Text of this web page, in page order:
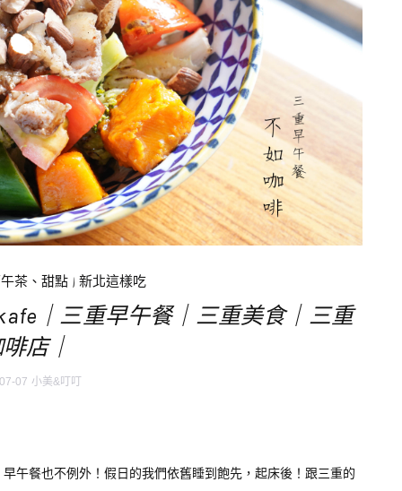
茶、甜點| 新北這樣吃
｜三重早午餐｜三重美食｜三重
店｜
07 小美&叮叮
午餐也不例外！假日的我們依舊睡到飽先，起床後！跟三重的